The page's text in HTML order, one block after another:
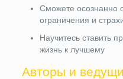
Сможете осознанно
ограничения и
Научитесь ставить
жизнь к лучшему
Авторы и